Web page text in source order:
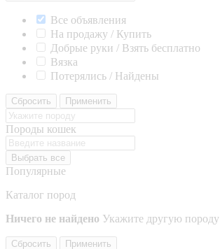
Все объявления
На продажу / Купить
Добрые руки / Взять бесплатно
Вязка
Потерялись / Найдены
Сбросить Применить
Породы кошек
Выбрать все
Популярные
Каталог пород
Ничего не найдено Укажите другую породу
Сбросить Применить